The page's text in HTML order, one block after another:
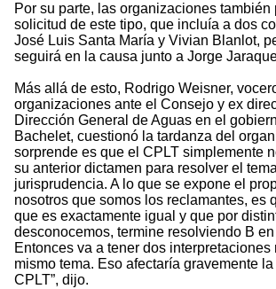
Por su parte, las organizaciones también
solicitud de este tipo, que incluía a dos
José Luis Santa María y Vivian Blanlot,
seguirá en la causa junto a Jorge
Más allá de esto, Rodrigo Weisner,
organizaciones ante el Consejo y ex
Dirección General de Aguas en el
Bachelet, cuestionó la tardanza del
sorprende es que el CPLT simplemente
su anterior dictamen para resolver el
jurisprudencia. A lo que se expone el
nosotros que somos los reclamantes, es
que es exactamente igual y que por
desconocemos, termine resolviendo B
Entonces va a tener dos interpretaciones
mismo tema. Eso afectaría gravemente
CPLT”, dijo.